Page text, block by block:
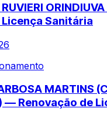
Sanitária
MARTINS
Renovação de